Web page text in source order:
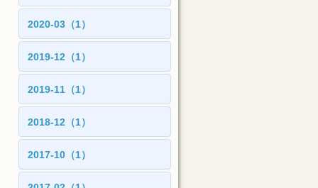
2020-03（1）
2019-12（1）
2019-11（1）
2018-12（1）
2017-10（1）